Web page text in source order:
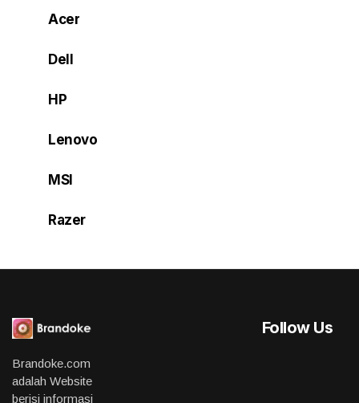
Acer
Dell
HP
Lenovo
MSI
Razer
Brandoke.com
adalah Website
berisi informasi
Follow Us